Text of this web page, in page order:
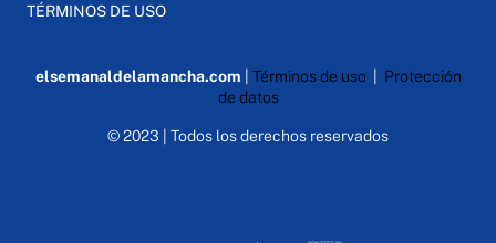
TÉRMINOS DE USO
elsemanaldelamancha.com Términos de uso| Protección
de datos
© 2023 | Todos los derechos reservados